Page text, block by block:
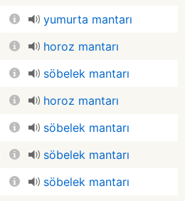
yumurta mantarı
horoz mantarı
söbelek mantarı
horoz mantarı
söbelek mantarı
söbelek mantarı
söbelek mantarı